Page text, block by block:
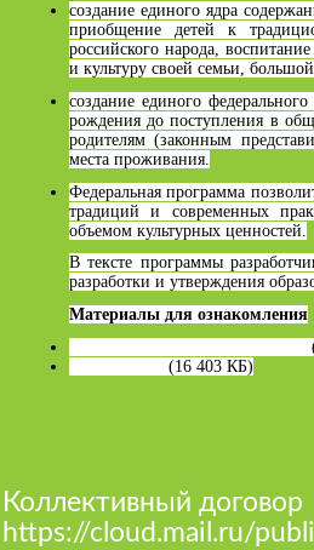
создание единого ядра
приобщение детей к
российского народа,
и культуру своей семьи,
создание единого
рождения до поступления в
родителям (законным
места проживания.
Федеральная программа
традиций и современных
объемом культурных ценностей.
В тексте программы
разработки и утверждения
Материалы для ознакомления
(16 403 КБ)
Коллективный договор
https://cloud.mail.ru/